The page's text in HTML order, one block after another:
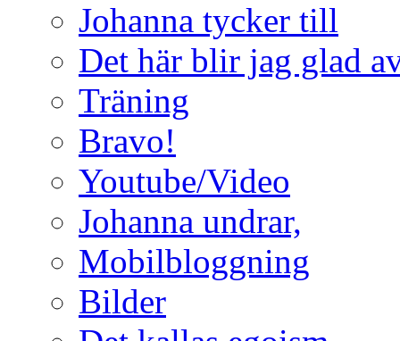
Johanna tycker till
Det här blir jag glad
Träning
Bravo!
Youtube/Video
Johanna undrar,
Mobilbloggning
Bilder